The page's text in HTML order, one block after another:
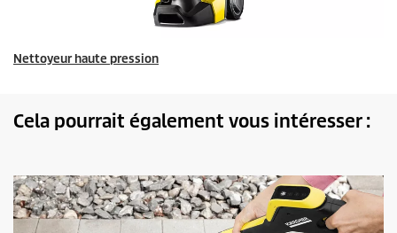
Nettoyeur haute pression
Cela pourrait également vous intéresser :